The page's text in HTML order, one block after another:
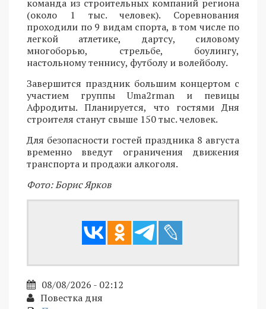
команда из строительных компаний региона
(около 1 тыс. человек). Соревнования
проходили по 9 видам спорта, в том числе по
легкой атлетике, дартсу, силовому
многоборью, стрельбе, боулингу,
настольному теннису, футболу и волейболу.
Завершится праздник большим концертом с
участием группы Uma2rman и певицы
Афродиты. Планируется, что гостями Дня
строителя станут свыше 150 тыс. человек.
Для безопасности гостей праздника 8 августа
временно введут ограничения движения
транспорта и продажи алкоголя.
Фото: Борис Ярков
08/08/2026 - 02:12
Повестка дня